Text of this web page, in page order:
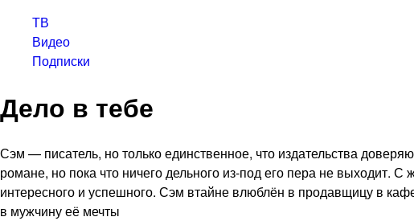
ТВ
Видео
Подписки
Дело в тебе
Сэм — писатель, но только единственное, что издательства
романе, но пока что ничего дельного из-под его пера не выходит.
интересного и успешного. Сэм втайне влюблён в продавщицу в
в мужчину её мечты